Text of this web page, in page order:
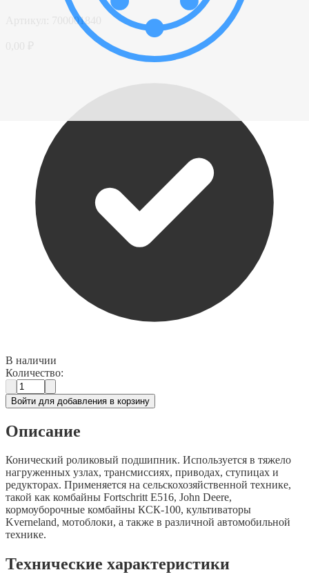
700001840
В наличии
Количество:
Войти для добавления в корзину
Описание
Конический роликовый подшипник. Используется в тяжело
нагруженных узлах, трансмиссиях, приводах, ступицах и
редукторах. Применяется на сельскохозяйственной технике,
такой как комбайны Fortschritt E516, John Deere,
кормоуборочные комбайны КСК-100, культиваторы
Kverneland, мотоблоки, а также в различной автомобильной
технике.
Технические характеристики